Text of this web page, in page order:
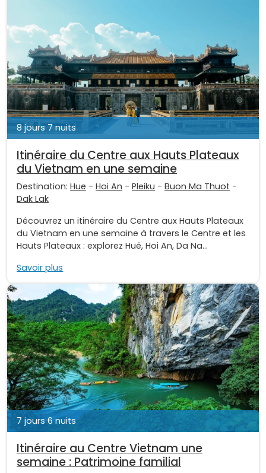
8 jours 7 nuits
Itinéraire du Centre aux Hauts Plateaux
du Vietnam en une semaine
Destination: Hue - Hoi An - Pleiku - Buon Ma Thuot -
Dak Lak
Découvrez un itinéraire du Centre aux Hauts Plateaux
du Vietnam en une semaine à travers le Centre et les
Hauts Plateaux : explorez Hué, Hoi An, Da Na...
Savoir plus
7 jours 6 nuits
Itinéraire au Centre Vietnam une
semaine : Patrimoine familial